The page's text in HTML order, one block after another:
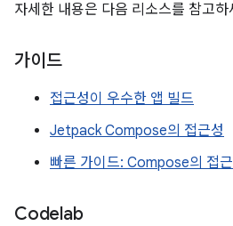
자세한 내용은 다음 리소스를 참고하
가이드
접근성이 우수한 앱 빌드
Jetpack Compose의 접근성
빠른 가이드: Compose의 접
Codelab